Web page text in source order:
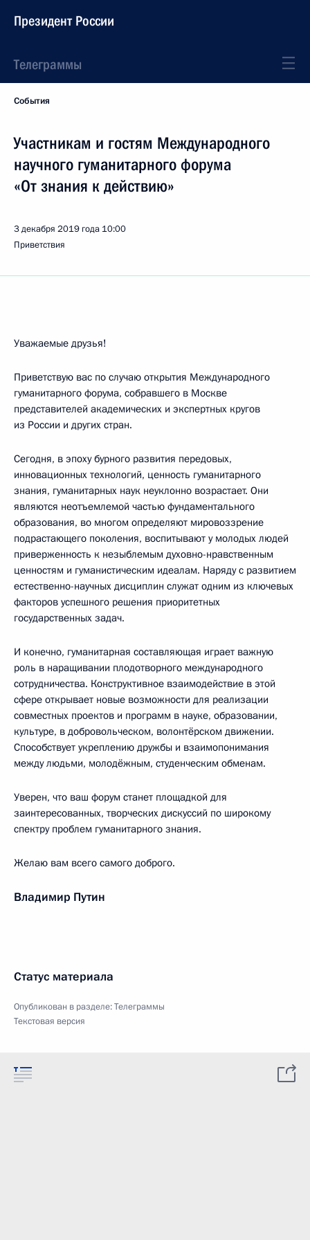
Президент России
Телеграммы
События
Участникам и гостям Международного
научного гуманитарного форума
«От знания к действию»
3 декабря 2019 года 10:00
Приветствия
Уважаемые друзья!
Приветствую вас по случаю открытия Международного
гуманитарного форума, собравшего в Москве
представителей академических и экспертных кругов
из России и других стран.
Сегодня, в эпоху бурного развития передовых,
инновационных технологий, ценность гуманитарного
знания, гуманитарных наук неуклонно возрастает. Они
являются неотъемлемой частью фундаментального
образования, во многом определяют мировоззрение
подрастающего поколения, воспитывают у молодых людей
приверженность к незыблемым духовно-нравственным
ценностям и гуманистическим идеалам. Наряду с развитием
естественно-научных дисциплин служат одним из ключевых
факторов успешного решения приоритетных
государственных задач.
И конечно, гуманитарная составляющая играет важную
роль в наращивании плодотворного международного
сотрудничества. Конструктивное взаимодействие в этой
сфере открывает новые возможности для реализации
совместных проектов и программ в науке, образовании,
культуре, в добровольческом, волонтёрском движении.
Способствует укреплению дружбы и взаимопонимания
между людьми, молодёжным, студенческим обменам.
Уверен, что ваш форум станет площадкой для
заинтересованных, творческих дискуссий по широкому
спектру проблем гуманитарного знания.
Желаю вам всего самого доброго.
Владимир Путин
Статус материала
Опубликован в разделе:Телеграммы
Текстовая версия